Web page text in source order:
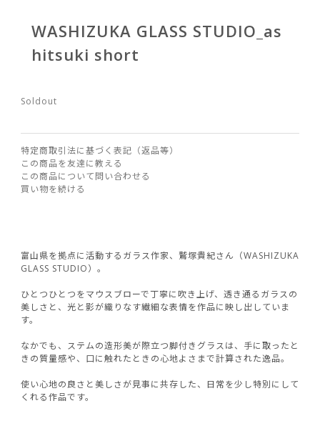
WASHIZUKA GLASS STUDIO_as
hitsuki short
Soldout
特定商取引法に基づく表記（返品等）
この商品を友達に教える
この商品について問い合わせる
買い物を続ける
富山県を拠点に活動するガラス作家、鷲塚貴紀さん（WASHIZUKA
GLASS STUDIO）。
ひとつひとつをマウスブローで丁寧に吹き上げ、透き通るガラスの
美しさと、光と影が織りなす繊細な表情を作品に映し出していま
す。
なかでも、ステムの造形美が際立つ脚付きグラスは、手に取ったと
きの質量感や、口に触れたときの心地よさまで計算された逸品。
使い心地の良さと美しさが見事に共存した、日常を少し特別にして
くれる作品です。